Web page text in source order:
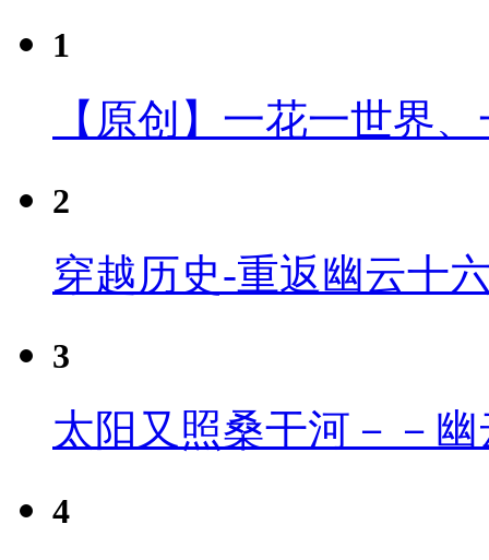
1
【原创】一花一世界
2
穿越历史-重返幽云十
3
太阳又照桑干河－－
4